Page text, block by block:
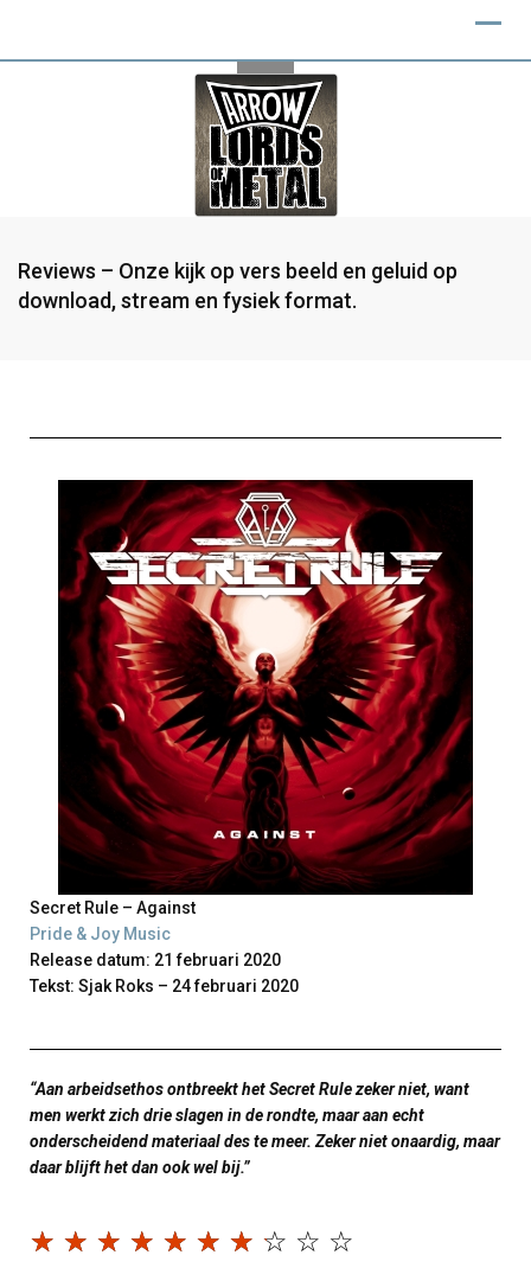
Reviews – Onze kijk op vers beeld en geluid op
download, stream en fysiek format.
Secret Rule – Against
Pride & Joy Music
Release datum: 21 februari 2020
Tekst: Sjak Roks – 24 februari 2020
“Aan arbeidsethos ontbreekt het Secret Rule zeker niet, want
men werkt zich drie slagen in de rondte, maar aan echt
onderscheidend materiaal des te meer. Zeker niet onaardig, maar
daar blijft het dan ook wel bij.”
☆ ☆ ☆ ☆ ☆ ☆ ☆ ☆ ☆ ☆